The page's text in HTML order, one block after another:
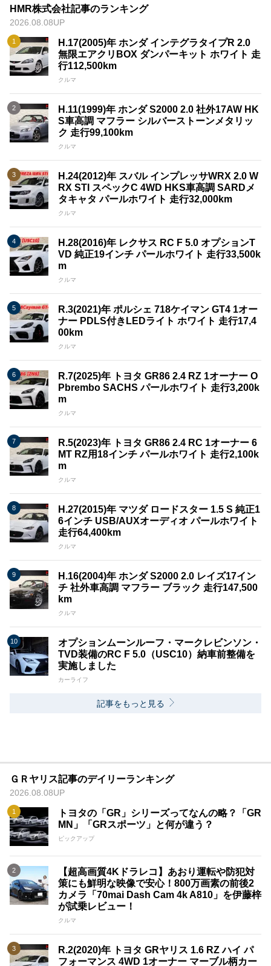
HMR株式会社記事のランキング
2026.08.08UP
H.17(2005)年 ホンダ インテグラタイプR 2.0
無限エアクリBOX ダンパーキット ホワイト 走
行112,500km
クルマ
H.11(1999)年 ホンダ S2000 2.0 社外17AW HK
S車高調 マフラー シルバーストーンメタリッ
ク 走行99,100km
クルマ
H.24(2012)年 スバル インプレッサWRX 2.0 W
RX STI スペックC 4WD HKS車高調 SARDメ
タキャタ パールホワイト 走行32,000km
クルマ
H.28(2016)年 レクサス RC F 5.0 オプションT
VD 純正19インチ パールホワイト 走行33,500k
m
クルマ
R.3(2021)年 ポルシェ 718ケイマン GT4 1オー
ナー PDLS付きLEDライト ホワイト 走行17,4
00km
クルマ
R.7(2025)年 トヨタ GR86 2.4 RZ 1オーナー O
Pbrembo SACHS パールホワイト 走行3,200k
m
クルマ
R.5(2023)年 トヨタ GR86 2.4 RC 1オーナー 6
MT RZ用18インチ パールホワイト 走行2,100k
m
クルマ
H.27(2015)年 マツダ ロードスター 1.5 S 純正1
6インチ USB/AUXオーディオ パールホワイト
走行64,400km
クルマ
H.16(2004)年 ホンダ S2000 2.0 レイズ17イン
チ 社外車高調 マフラー ブラック 走行147,500
km
クルマ
オプションムーンルーフ・マークレビンソン・
TVD装備のRC F 5.0（USC10）納車前整備を
実施しました
カーライフ
記事をもっと見る
ＧＲヤリス記事のデイリーランキング
2026.08.08UP
トヨタの「GR」シリーズってなんの略？「GR
MN」「GRスポーツ」と何が違う？
ピックアップ
【超高画質4Kドラレコ】あおり運転や防犯対
策にも鮮明な映像で安心！800万画素の前後2
カメラ「70mai Dash Cam 4k A810」を伊藤梓
が試乗レビュー！
クルマ
R.2(2020)年 トヨタ GRヤリス 1.6 RZ ハイ パ
フォーマンス 4WD 1オーナー マーブル柄カー